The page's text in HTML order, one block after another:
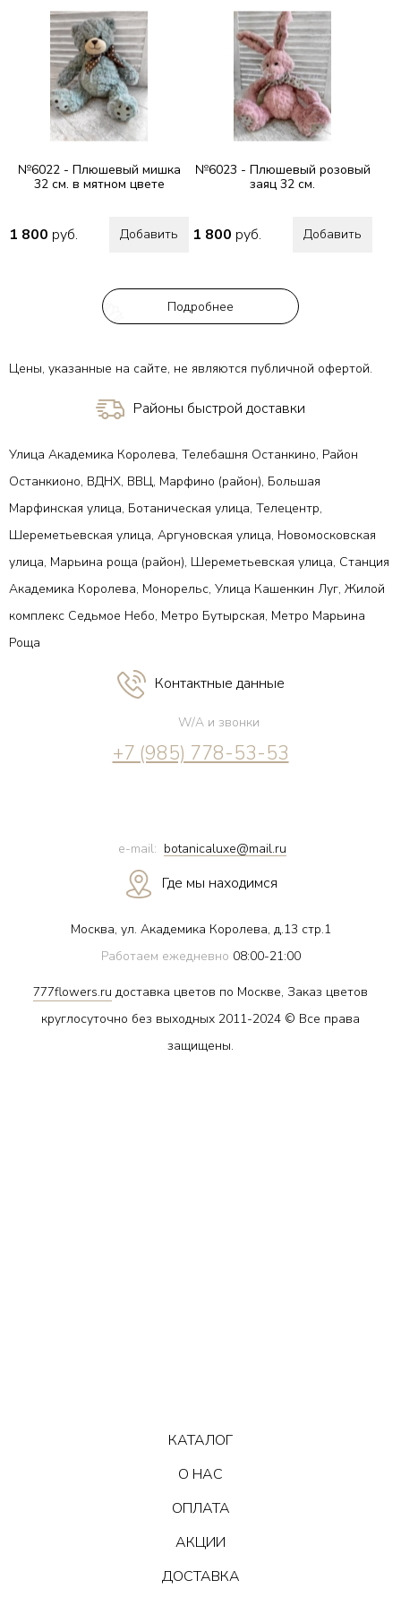
№6022 - Плюшевый мишка
32 см. в мятном цвете
1 800 руб. Добавить
№6023 - Плюшевый розовый
заяц 32 см.
1 800 руб. Добавить
Подробнее
Цены, указанные на сайте, не являются публичной офертой.
Районы быстрой доставки
Улица Академика Королева, Телебашня Останкино, Район
Останкионо, ВДНХ, ВВЦ, Марфино (район), Большая
Марфинская улица, Ботаническая улица, Телецентр,
Шереметьевская улица, Аргуновская улица, Новомосковская
улица, Марьина роща (район), Шереметьевская улица, Станция
Академика Королева, Монорельс, Улица Кашенкин Луг, Жилой
комплекс Седьмое Небо, Метро Бутырская, Метро Марьина
Роща
Контактные данные
W/A и звонки
+7 (985) 778-53-53
e-mail: botanicaluxe@mail.ru
Где мы находимся
Москва, ул. Академика Королева, д.13 стр.1
Работаем ежедневно 08:00-21:00
777flowers.ru доставка цветов по Москве, Заказ цветов
круглосуточно без выходных 2011-2024 © Все права
защищены.
КАТАЛОГ
О НАС
ОПЛАТА
АКЦИИ
ДОСТАВКА